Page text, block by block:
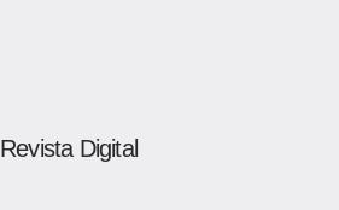
Revista Digital